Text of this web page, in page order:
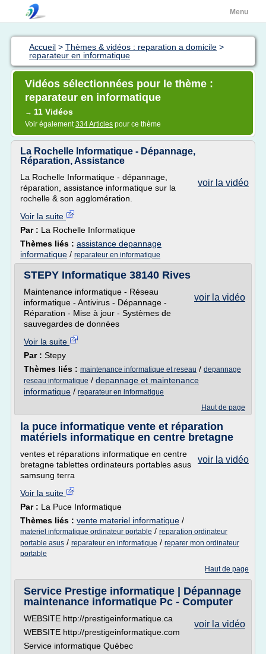
Menu
Accueil > Thèmes & vidéos : reparation a domicile >
reparateur en informatique
Vidéos sélectionnées pour le thème :
reparateur en informatique
→ 11 Vidéos
Voir également334 Articles pour ce thème
La Rochelle Informatique - Dépannage,
Réparation, Assistance
voir la vidéo
La Rochelle Informatique - dépannage,
réparation, assistance informatique sur la
rochelle & son agglomération.
Voir la suite
Par : La Rochelle Informatique
Thèmes liés : assistance depannage
informatique / reparateur en informatique
STEPY Informatique 38140 Rives
voir la vidéo
Maintenance informatique - Réseau
informatique - Antivirus - Dépannage -
Réparation - Mise à jour - Systèmes de
sauvegardes de données
Voir la suite
Par : Stepy
Thèmes liés : maintenance informatique et reseau / depannage
reseau informatique / depannage et maintenance
informatique / reparateur en informatique
Haut de page
la puce informatique vente et réparation
matériels informatique en centre bretagne
voir la vidéo
ventes et réparations informatique en centre
bretagne tablettes ordinateurs portables asus
samsung terra
Voir la suite
Par : La Puce Informatique
Thèmes liés : vente materiel informatique /
materiel informatique ordinateur portable / reparation ordinateur
portable asus / reparateur en informatique / reparer mon ordinateur
portable
Haut de page
Service Prestige informatique | Dépannage
maintenance informatique Pc - Computer
voir la vidéo
WEBSITE http://prestigeinformatique.ca
WEBSITE http://prestigeinformatique.com
Service informatique Québec